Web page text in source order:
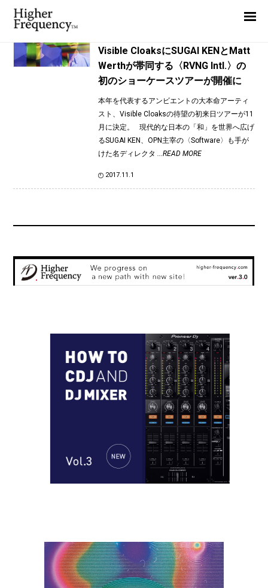
TAG: Phantom Kino Ballet
Visible CloaksにSUGAI KENとMatt
Werthが帯同する〈RVNG Intl.〉の
初のショーケースツアーが開催に
本年を代表するアンビエントの大本命アーティ
スト、Visible Cloaksの待望の初来日ツアーが11
月に決定。 現代的な日本の「和」を世界へ広げ
るSUGAI KEN、OPN主宰の〈Software〉も手が
けた名ディレクタ ...READ MORE
2017.11.1
News
Interview
Report